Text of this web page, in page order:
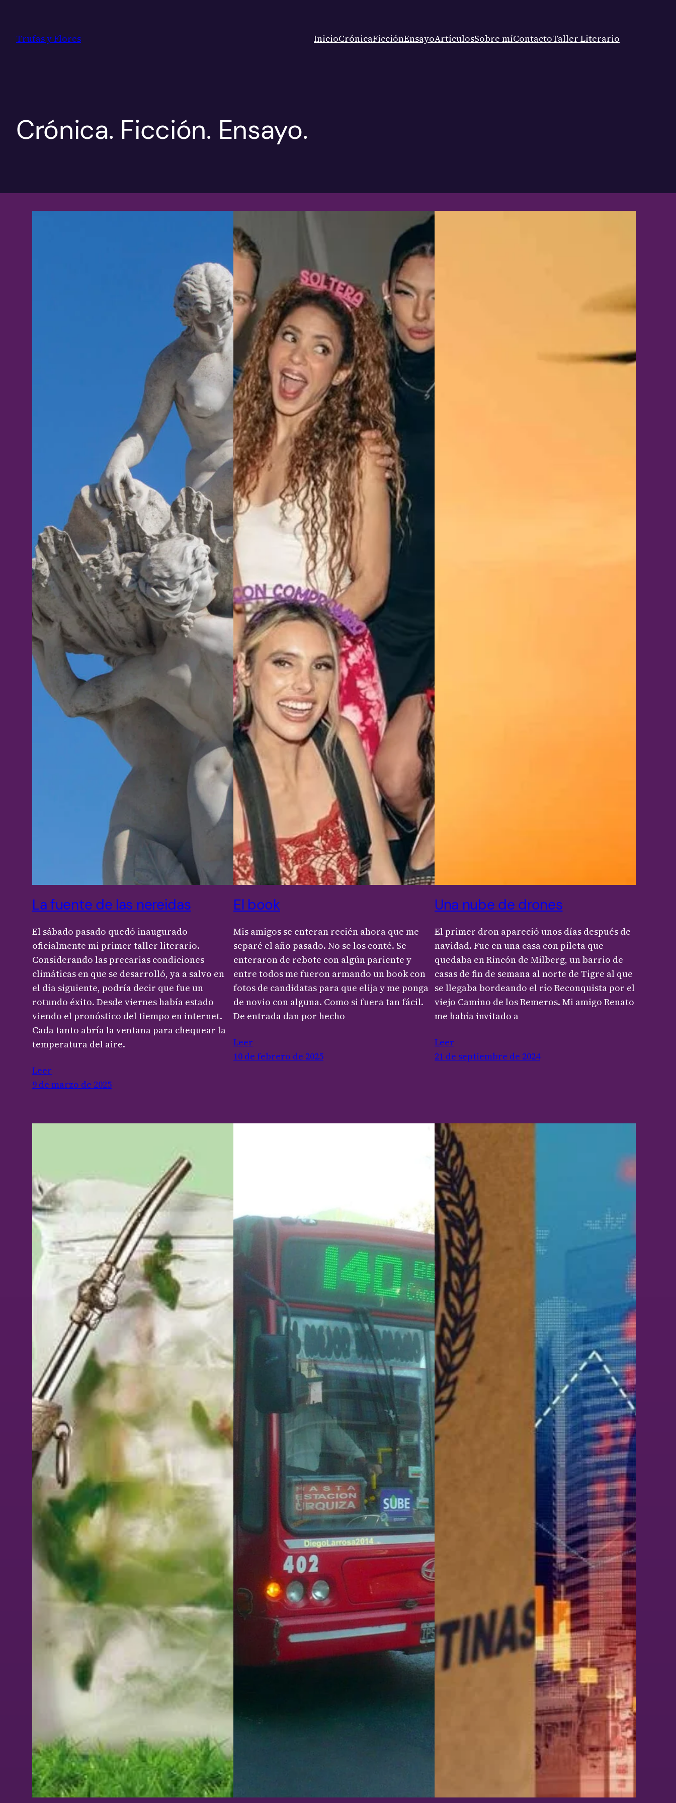
contenido
Trufas y Flores InicioCrónicaFicciónEnsayoArtículosSobre míContactoTaller Literario
Crónica. Ficción. Ensayo.
La fuente de las nereidas
El sábado pasado quedó inaugurado
oficialmente mi primer taller literario.
Considerando las precarias condiciones
climáticas en que se desarrolló, ya a salvo en
el día siguiente, podría decir que fue un
rotundo éxito. Desde viernes había estado
viendo el pronóstico del tiempo en internet.
Cada tanto abría la ventana para chequear la
temperatura del aire.
Leer
9 de marzo de 2025
El book
Mis amigos se enteran recién ahora que me
separé el año pasado. No se los conté. Se
enteraron de rebote con algún pariente y
entre todos me fueron armando un book con
fotos de candidatas para que elija y me ponga
de novio con alguna. Como si fuera tan fácil.
De entrada dan por hecho
Leer
10 de febrero de 2025
Una nube de drones
El primer dron apareció unos días después de
navidad. Fue en una casa con pileta que
quedaba en Rincón de Milberg, un barrio de
casas de fin de semana al norte de Tigre al que
se llegaba bordeando el río Reconquista por el
viejo Camino de los Remeros. Mi amigo Renato
me había invitado a
Leer
21 de septiembre de 2024